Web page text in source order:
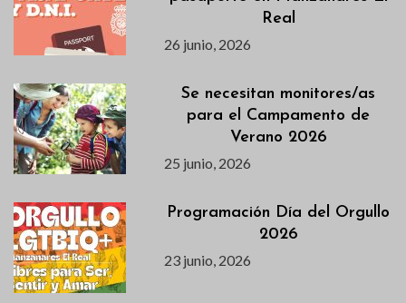
Real
26 junio, 2026
Se necesitan monitores/as
para el Campamento de
Verano 2026
25 junio, 2026
Programación Día del Orgullo
2026
23 junio, 2026